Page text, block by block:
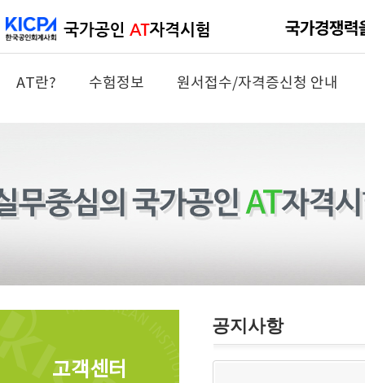
AT란? 수험정보 원서접수/자격증신청 안내
고객센터
공지사항